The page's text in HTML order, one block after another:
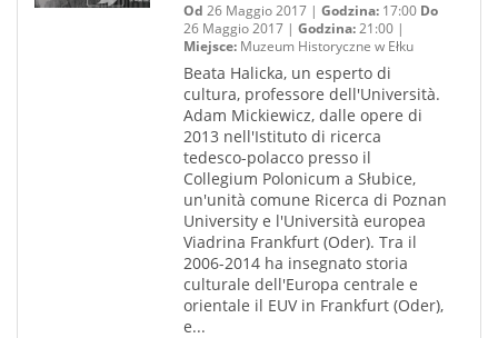
Od 26 Maggio 2017 | Godzina:17:00 Do
26 Maggio 2017 | Godzina:21:00 |
Miejsce:Muzeum Historyczne w Ełku
Beata Halicka, un esperto di
cultura, professore dell'Università.
Adam Mickiewicz, dalle opere di
2013 nell'Istituto di ricerca
tedesco-polacco presso il
Collegium Polonicum a Słubice,
un'unità comune Ricerca di Poznan
University e l'Università europea
Viadrina Frankfurt (Oder). Tra il
2006-2014 ha insegnato storia
culturale dell'Europa centrale e
orientale il EUV in Frankfurt (Oder),
e...